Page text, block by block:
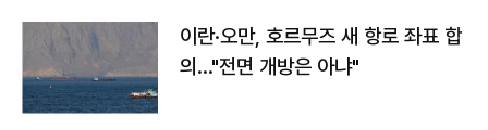
이란·오만, 호르무즈 새 항로 좌표 합
의…"전면 개방은 아냐"